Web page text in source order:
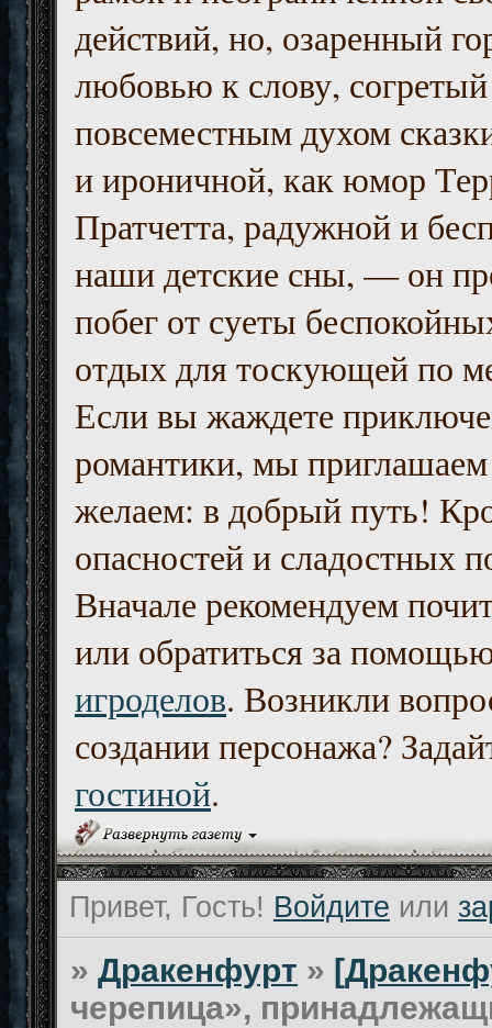
действий, но, озаренный
любовью к слову, согретый
повсеместным духом
и ироничной, как юмор
Пратчетта, радужной и
наши детские сны, — он
побег от суеты
отдых для тоскующей по
Если вы жаждете
романтики, мы приглашаем
желаем: в добрый путь!
опасностей и сладостных
Вначале рекомендуем
или обратиться за
игроделов. Возникли
создании персонажа?
гостиной.
Привет, Гость! Войдите или
»Дракенфурт »
черепица»,